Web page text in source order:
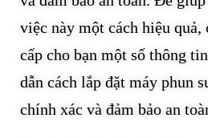
việc này một cách hiệu quả,
cấp cho bạn một số thông
dẫn cách lắp đặt máy phun
chính xác và đảm bảo an